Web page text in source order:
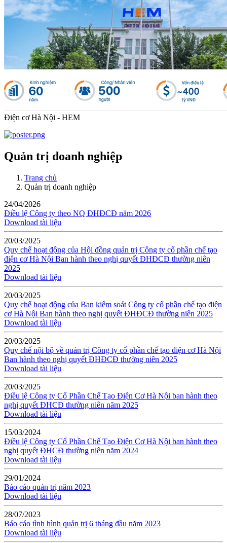
Điện cơ Hà Nội - HEM
Quản trị doanh nghiệp
Trang chủ
Quản trị doanh nghiệp
24/04/2026
Điều lệ Công ty theo NQ ĐHĐCĐ năm 2026
Download tài liệu
20/03/2025
Quy chế hoạt động của Hội đồng quản trị Công ty cổ phần chế tạo
điện cơ Hà Nội Ban hành theo nghị quyết ĐHĐCĐ thường niên
2025
Download tài liệu
20/03/2025
Quy chế hoạt động của Ban kiểm soát Công ty cổ phần chế tạo điện
cơ Hà Nội Ban hành theo nghị quyết ĐHĐCĐ thường niên 2025
Download tài liệu
20/03/2025
Quy chế nội bộ về quản trị Công ty cổ phần chế tạo điện cơ Hà Nội
Ban hành theo nghị quyết ĐHĐCĐ thường niên 2025
Download tài liệu
20/03/2025
Điều lệ Công ty Cổ Phần Chế Tạo Điện Cơ Hà Nội ban hành theo
nghị quyết ĐHCĐ thường niên năm 2025
Download tài liệu
15/03/2024
Điều lệ Công ty Cổ Phần Chế Tạo Điện Cơ Hà Nội ban hành theo
nghị quyết ĐHCĐ thường niên năm 2024
Download tài liệu
29/01/2024
Báo cáo quản trị năm 2023
Download tài liệu
28/07/2023
Báo cáo tình hình quản trị 6 tháng đầu năm 2023
Download tài liệu